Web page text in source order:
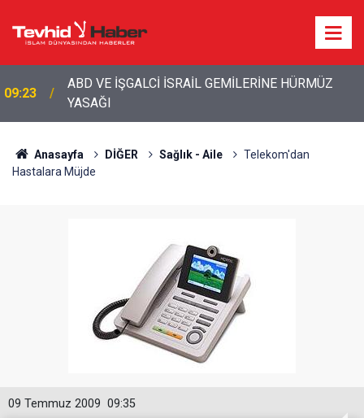
09:23
ABD VE İŞGALCİ İSRAİL GEMİLERİNE HÜRMÜZ
YASAĞI
Anasayfa DİĞER Sağlık - Aile
Telekom'dan
Hastalara Müjde
09:35
09 Temmuz 2009